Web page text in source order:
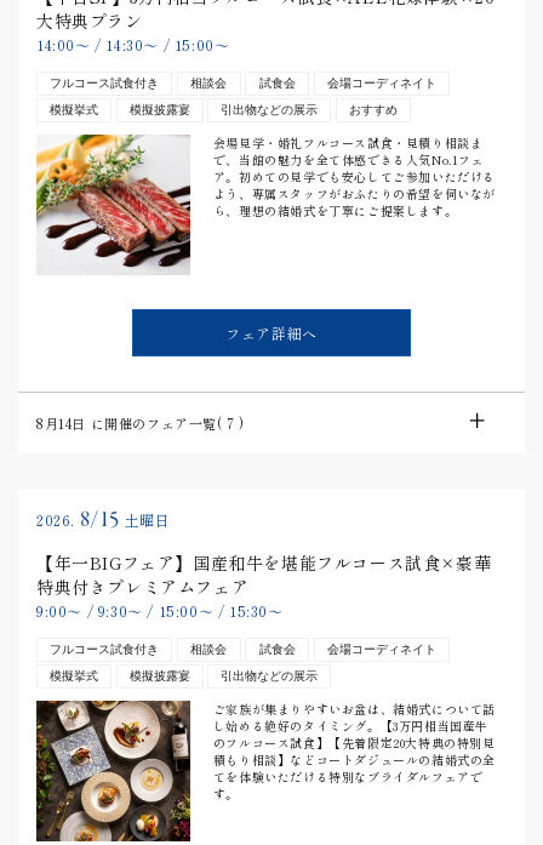
大特典プラン
14:00〜 / 14:30〜 / 15:00〜
フルコース試食付き 相談会 試食会
会場コーディネイト
模擬挙式
模擬披露宴 引出物などの展示 おすすめ
会場見学・婚礼フルコース試食・見積り相談ま
で、当館の魅力を全て体感できる人気No.1フェ
ア。初めての見学でも安心してご参加いただける
よう、専属スタッフがおふたりの希望を伺いなが
ら、理想の結婚式を丁寧にご提案します。
フェア詳細へ
8月14日 に開催のフェア一覧(7 )
2026. 8/15 土曜日
【年一BIGフェア】国産和牛を堪能フルコース試食×豪華
特典付きプレミアムフェア
9:00〜 / 9:30〜 / 15:00〜 / 15:30〜
フルコース試食付き 相談会 試食会
会場コーディネイト
模擬挙式
模擬披露宴 引出物などの展示
ご家族が集まりやすいお盆は、結婚式について話
し始める絶好のタイミング。【3万円相当国産牛
のフルコース試食】【先着限定20大特典の特別見
積もり相談】などコートダジュールの結婚式の全
てを体験いただける特別なブライダルフェアで
す。